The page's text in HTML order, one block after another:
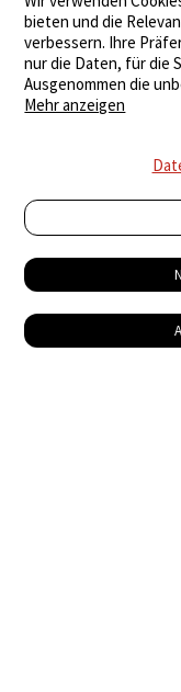
bieten und die
verbessern. Ihre
nur die Daten, für die
Ausgenommen die
Mehr anzeigen